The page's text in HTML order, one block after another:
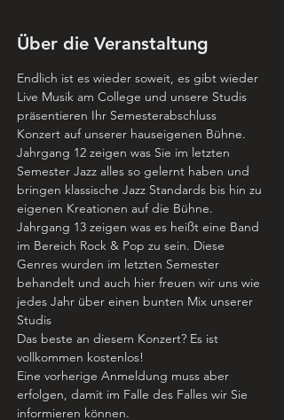
Über die Veranstaltung
Endlich ist es wieder soweit, es gibt wieder
Live Musik am College und unsere Studis
präsentieren Ihr Semesterabschluss
Konzert auf unserer hauseigenen Bühne.
Jahrgang 12 zeigen was Sie im letzten
Semester Jazz alles so gelernt haben und
bringen klassische Jazz Standards bis hin zu
eigenen Kreationen auf die Bühne.
Jahrgang 13 zeigen was es heißt eine Band
im Bereich Rock & Pop zu sein. Diese
Genres wurden im letzten Semester
behandelt und auch hier freuen wir uns wie
jedes Jahr über einen bunten Mix unserer
Studis
Das beste an diesem Konzert? Es ist
vollkommen kostenlos!
Eine vorherige Anmeldung muss aber
erfolgen, damit im Falle des Falles wir Sie
informieren können.